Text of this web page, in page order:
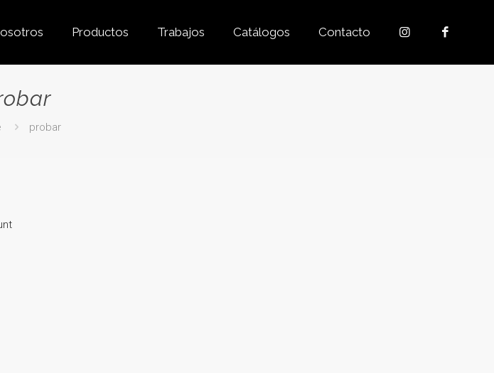
Productos Trabajos Catálogos Contacto
probar